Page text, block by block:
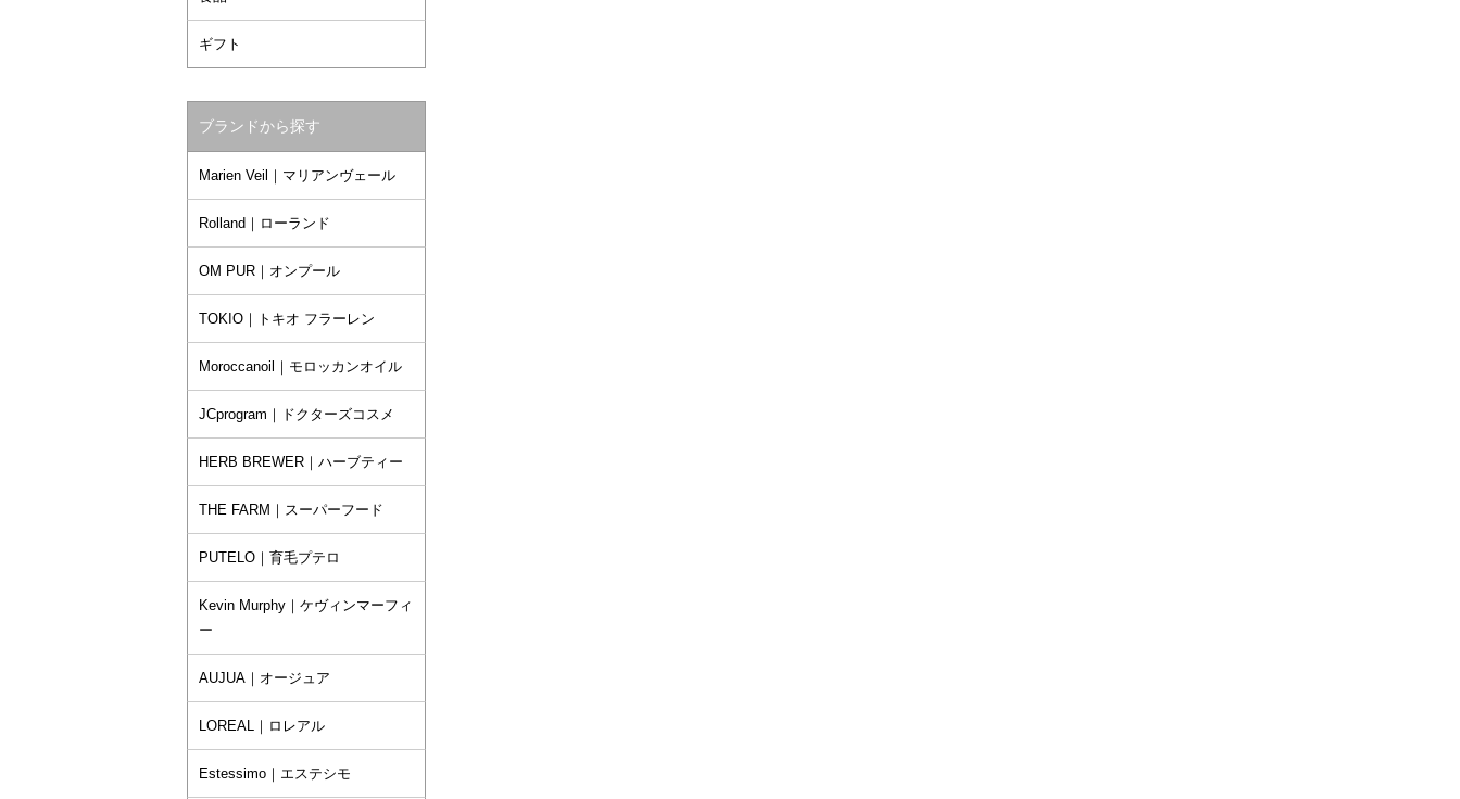
ギフト
ブランドから探す
Marien Veil｜マリアンヴェール
Rolland｜ローランド
OM PUR｜オンプール
TOKIO｜トキオ フラーレン
Moroccanoil｜モロッカンオイル
JCprogram｜ドクターズコスメ
HERB BREWER｜ハーブティー
THE FARM｜スーパーフード
PUTELO｜育毛プテロ
Kevin Murphy｜ケヴィンマーフィ
ー
AUJUA｜オージュア
LOREAL｜ロレアル
Estessimo｜エステシモ